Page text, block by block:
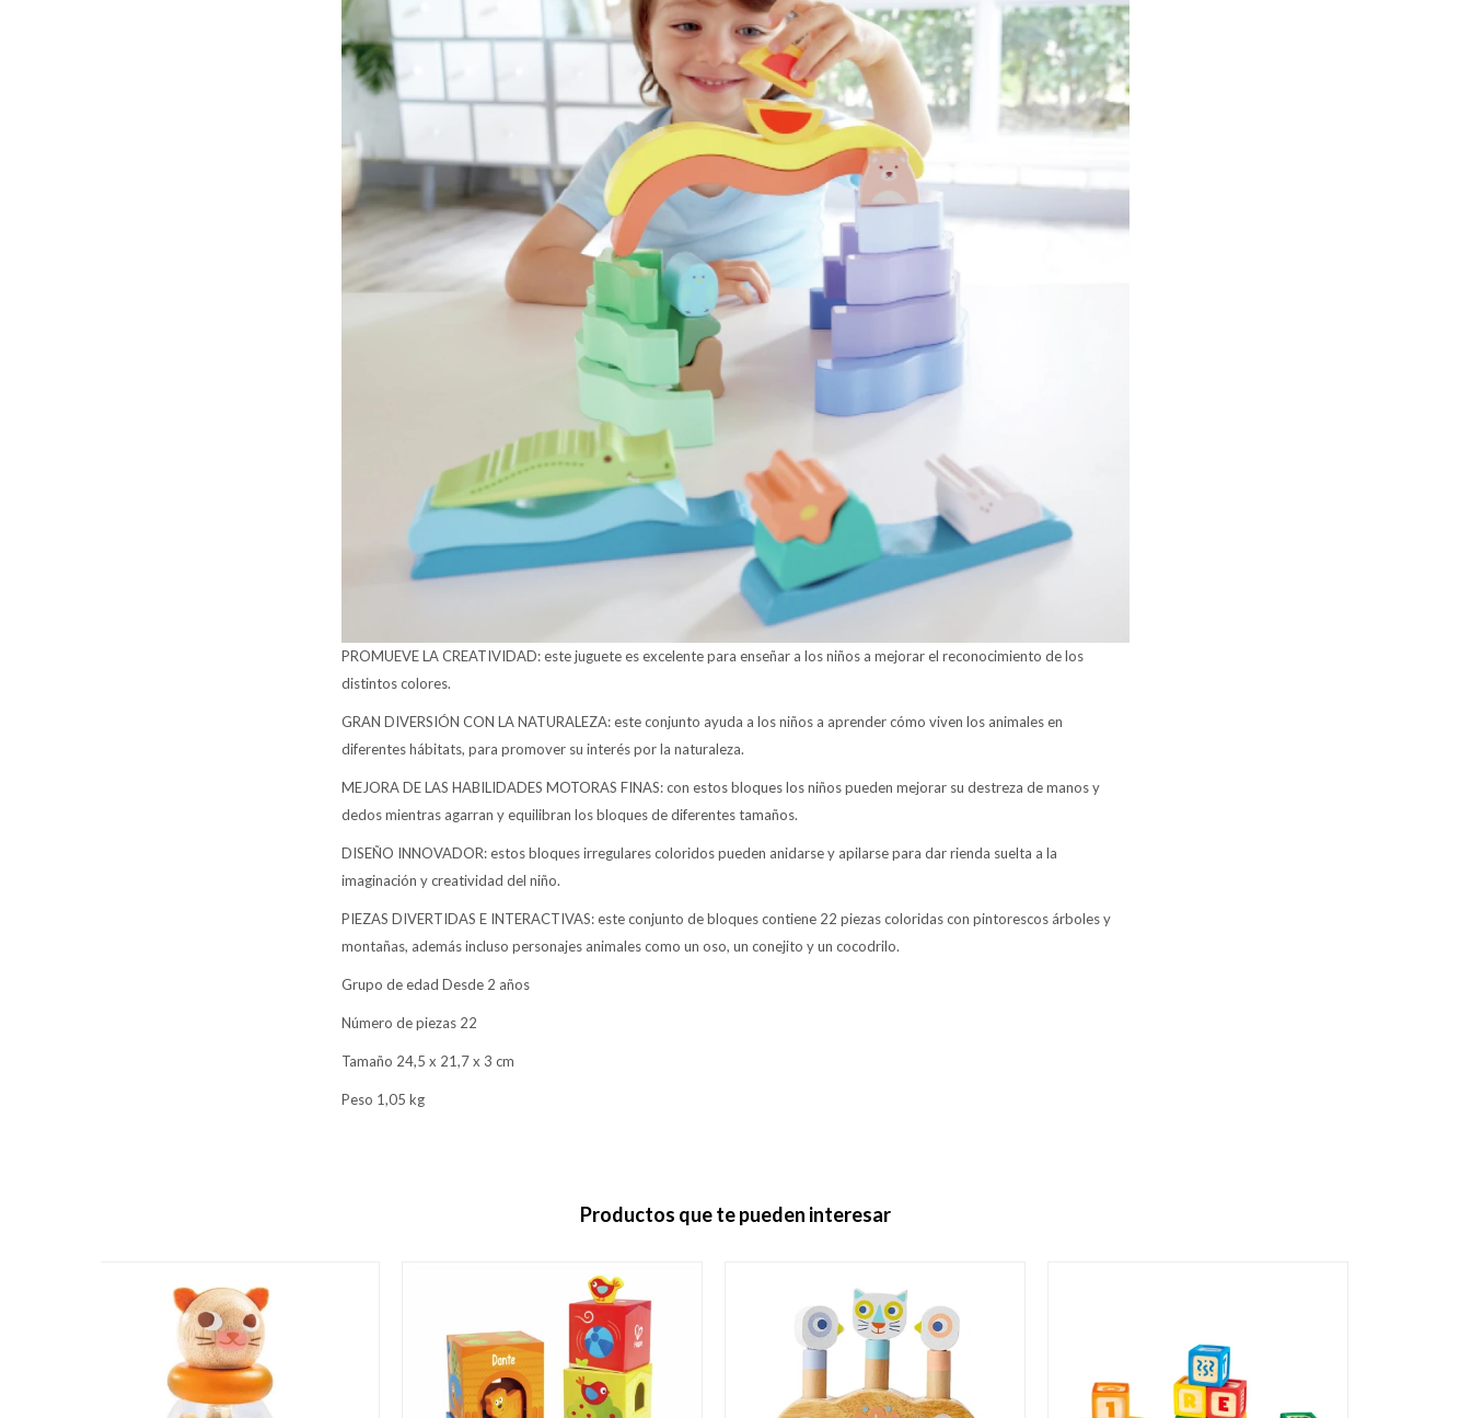
PROMUEVE LA CREATIVIDAD: este juguete es excelente para enseñar a los niños a mejorar el reconocimiento de los
distintos colores.
GRAN DIVERSIÓN CON LA NATURALEZA: este conjunto ayuda a los niños a aprender cómo viven los animales en
diferentes hábitats, para promover su interés por la naturaleza.
MEJORA DE LAS HABILIDADES MOTORAS FINAS: con estos bloques los niños pueden mejorar su destreza de manos y
dedos mientras agarran y equilibran los bloques de diferentes tamaños.
DISEÑO INNOVADOR: estos bloques irregulares coloridos pueden anidarse y apilarse para dar rienda suelta a la
imaginación y creatividad del niño.
PIEZAS DIVERTIDAS E INTERACTIVAS: este conjunto de bloques contiene 22 piezas coloridas con pintorescos árboles y
montañas, además incluso personajes animales como un oso, un conejito y un cocodrilo.
Grupo de edad Desde 2 años
Número de piezas 22
Tamaño 24,5 x 21,7 x 3 cm
Peso 1,05 kg
Productos que te pueden interesar